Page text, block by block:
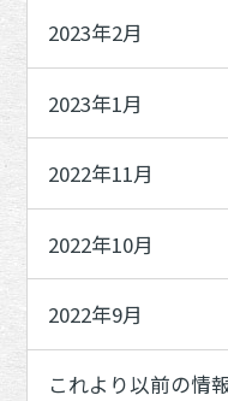
2023年2月
2023年1月
2022年11月
2022年10月
2022年9月
これより以前の情